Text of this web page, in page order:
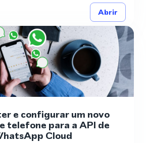
Abrir
e configurar um novo
telefone para a API de
Cloud